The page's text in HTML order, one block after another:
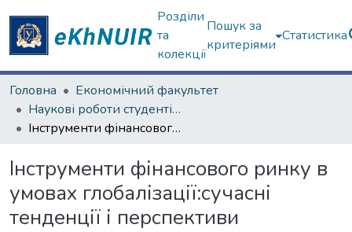
Розділи
та
колекції
Пошук за
критеріями
Статистика
Головна
Економічний факультет
Наукові роботи студентів та аспірантів. Економічний факультет
Інструменти фінансового ринку в умовах глобалізації:сучасні тенденції і перспективи
Інструменти фінансового ринку в
умовах глобалізації:сучасні
тенденції і перспективи